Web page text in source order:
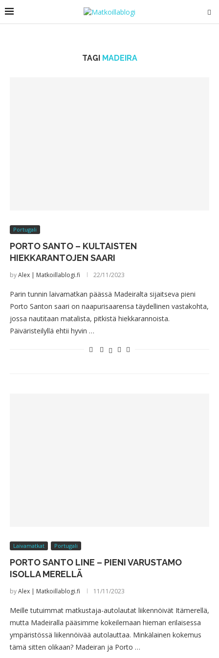
TAGI MADEIRA
Portugali
PORTO SANTO – KULTAISTEN
HIEKKARANTOJEN SAARI
byAlex | Matkoillablogi.fi 22/11/2023
Parin tunnin laivamatkan päässä Madeiralta sijaitseva pieni
Porto Santon saari on naapurisaarensa täydellinen vastakohta,
jossa nautitaan matalista, pitkistä hiekkarannoista.
Päiväristeilyllä ehtii hyvin …
Laivamatkat Portugali
PORTO SANTO LINE – PIENI VARUSTAMO
ISOLLA MERELLÄ
byAlex | Matkoillablogi.fi 11/11/2023
Meille tutuimmat matkustaja-autolautat liikennöivät Itämerellä,
mutta Madeiralla pääsimme kokeilemaan hieman erilaisessa
ympäristössä liikennöivää autolauttaa. Minkälainen kokemus
tämä sitten olikaan? Madeiran ja Porto …